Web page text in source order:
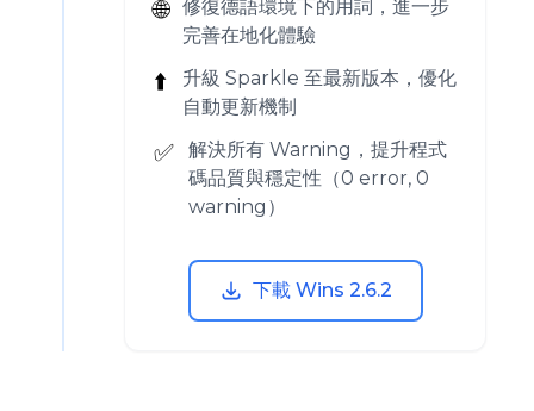
🌐
修復德語環境下的用詞，進一步
完善在地化體驗
⬆️
升級 Sparkle 至最新版本，優化
自動更新機制
✅
解決所有 Warning，提升程式
碼品質與穩定性（0 error, 0
warning）
下載 Wins 2.6.2